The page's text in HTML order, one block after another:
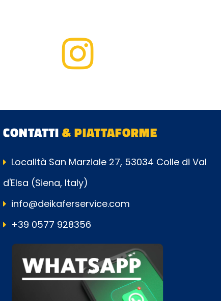
CONTATTI& PIATTAFORME
Località San Marziale 27, 53034 Colle di Val
d'Elsa (Siena, Italy)
info@deikaferservice.com
+39 0577 928356